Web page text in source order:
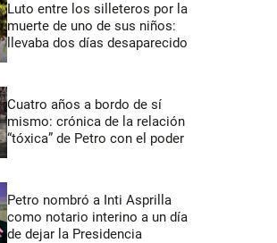
Luto entre los silleteros por la
muerte de uno de sus niños:
llevaba dos días desaparecido
Cuatro años a bordo de sí
mismo: crónica de la relación
“tóxica” de Petro con el poder
Petro nombró a Inti Asprilla
como notario interino a un día
de dejar la Presidencia